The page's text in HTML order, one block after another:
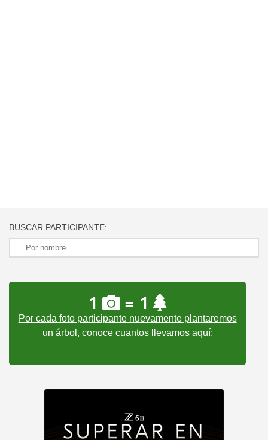
BUSCAR PARTICIPANTE:
1 = 1
Por cada foto participante nuevamente plantaremos
un árbol, conoce cuantos llevamos aquí: